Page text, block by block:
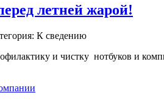
летней жарой!
К сведению
и чистку нотбуков и